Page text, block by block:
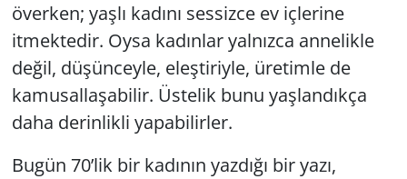
överken; yaşlı kadını sessizce ev içlerine
itmektedir. Oysa kadınlar yalnızca annelikle
değil, düşünceyle, eleştiriyle, üretimle de
kamusallaşabilir. Üstelik bunu yaşlandıkça
daha derinlikli yapabilirler.
Bugün 70’lik bir kadının yazdığı bir yazı,